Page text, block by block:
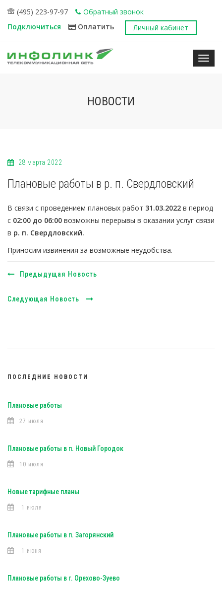
(495) 223-97-97
Обратный звонок
Подключиться
Оплатить Личный кабинет
НОВОСТИ
28 марта 2022
Плановые работы в р. п. Свердловский
В связи с проведением плановых работ 31.03.2022 в период
с 02:00 до 06:00 возможны перерывы в оказании услуг связи
в р. п. Свердловский.
Приносим извинения за возможные неудобства.
Предыдущая Новость
Следующая Новость
ПОСЛЕДНИЕ НОВОСТИ
Плановые работы
27 июля
Плановые работы в п. Новый Городок
10 июля
Новые тарифные планы
1 июля
Плановые работы в п. Загорянский
1 июня
Плановые работы в г. Орехово-Зуево